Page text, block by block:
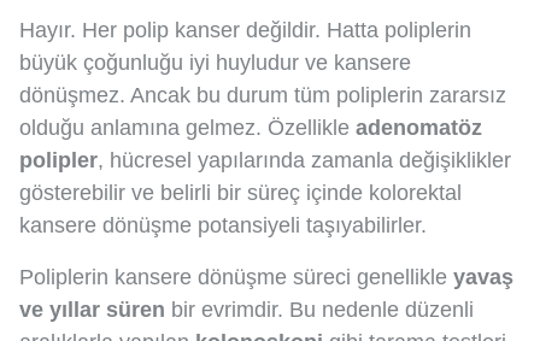
Hayır. Her polip kanser değildir. Hatta poliplerin
büyük çoğunluğu iyi huyludur ve kansere
dönüşmez. Ancak bu durum tüm poliplerin zararsız
olduğu anlamına gelmez. Özellikle adenomatöz
polipler, hücresel yapılarında zamanla değişiklikler
gösterebilir ve belirli bir süreç içinde kolorektal
kansere dönüşme potansiyeli taşıyabilirler.
Poliplerin kansere dönüşme süreci genellikle yavaş
ve yıllar süren bir evrimdir. Bu nedenle düzenli